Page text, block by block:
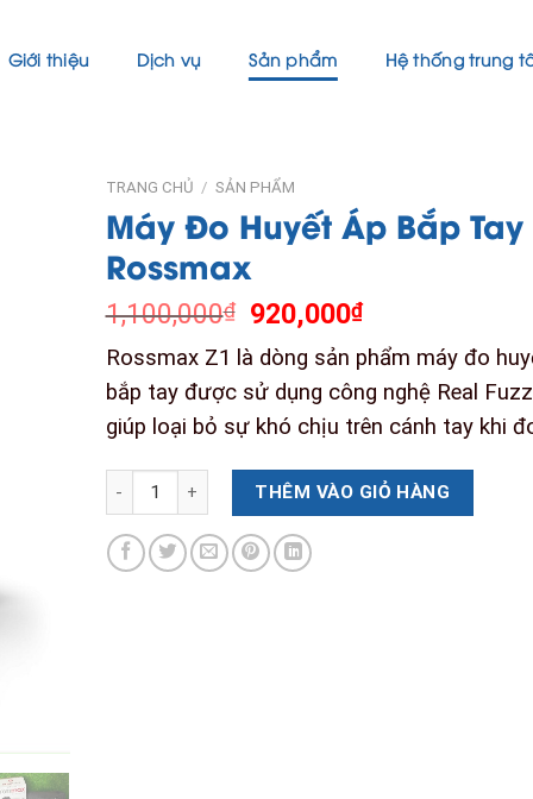
Giới thiệu Dịch vụ Sản phẩm Hệ thống trung
TRANG CHỦ / SẢN PHẨM
Máy Đo Huyết Áp Bắp Tay
Rossmax
1,100,000₫
Giá
gốc
là:
1,100,000₫.
920,000₫Giá
hiện
tại
là:
920,000₫.
Rossmax Z1 là dòng sản phẩm máy đo
bắp tay được sử dụng công nghệ Real
giúp loại bỏ sự khó chịu trên cánh tay khi
Máy Đo Huyết Áp Bắp Tay Rossmax số lượng
THÊM VÀO GIỎ HÀNG